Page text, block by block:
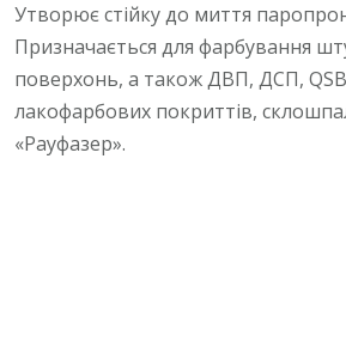
Утворює стійку до миття
Призначається для фарбування
поверхонь, а також ДВП, ДСП,
лакофарбових покриттів,
«Рауфазер».